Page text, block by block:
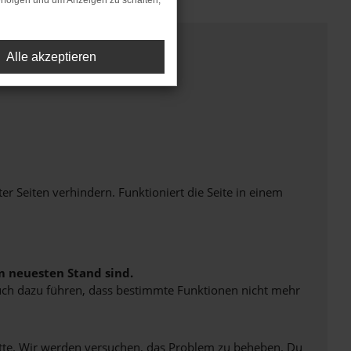
Seiten verhindern. Funktioniert die Seite in einem
neuesten Stand sind.
dazu führen, dass bestimmte Funktionen nicht mehr
Wir werden versuchen, das Problem zu beheben. Du
Alle akzeptieren